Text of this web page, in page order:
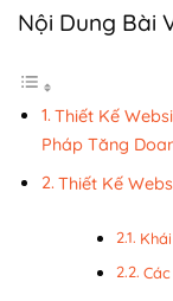
Nội Dung Bài
Thiết Kế
Pháp Tăng
Thiết Kế